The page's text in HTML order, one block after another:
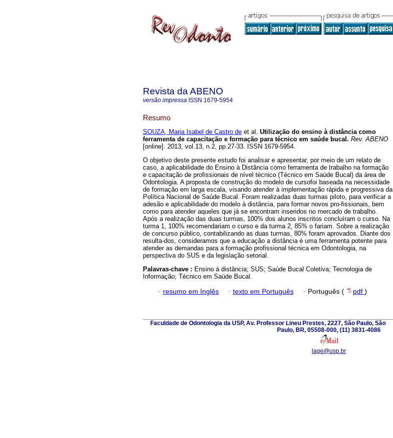
Revista da ABENO
versão impressa ISSN 1679-5954
Resumo
SOUZA, Maria Isabel de Castro de et al. Utilização do ensino à distância como
ferramenta de capacitação e formação para técnico em saúde bucal . Rev. ABENO
[online]. 2013, vol.13, n.2, pp.27-33. ISSN 1679-5954.
O objetivo deste presente estudo foi analisar e apresentar, por meio de um relato de
caso, a aplicabilidade do Ensino à Distância como ferramenta de trabalho na formação
e capacitação de profissionais de nível técnico (Técnico em Saúde Bucal) da área de
Odontologia. A proposta de construção do modelo de cursofoi baseada na necessidade
de formação em larga escala, visando atender à implementação rápida e progressiva da
Política Nacional de Saúde Bucal. Foram realizadas duas turmas piloto, para verificar a
adesão e aplicabilidade do modelo à distância, para formar novos pro-fissionais, bem
como para atender aqueles que já se encontram inseridos no mercado de trabalho.
Após a realização das duas turmas, 100% dos alunos inscritos concluíram o curso. Na
turma 1, 100% recomendariam o curso e da turma 2, 85% o fariam. Sobre a realização
de concurso público, contabilizando as duas turmas, 80% foram aprovados. Diante dos
resulta-dos, consideramos que a educação a distância é uma ferramenta potente para
atender as demandas para a formação profissional técnica em Odontologia, na
perspectiva do SUS e da legislação setorial.
Palavras-chave : Ensino à distância; SUS; Saúde Bucal Coletiva; Tecnologia de
Informação; Técnico em Saúde Bucal.
· resumo em Inglês · texto em Português · Português ( pdf )
Faculdade de Odontologia da USP, Av. Professor Lineu Prestes, 2227, São Paulo, São
Paulo, BR, 05508-000, (11) 3831-4086
lage@usp.br